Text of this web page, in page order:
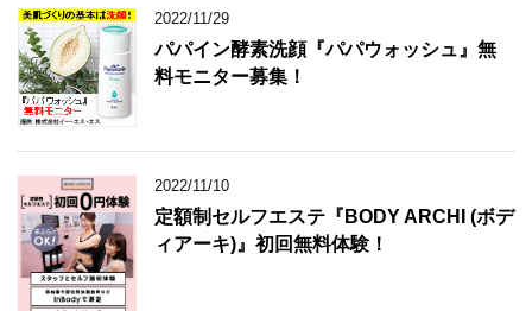
2022/11/29
パパイン酵素洗顔『パパウォッシュ』無
料モニター募集！
2022/11/10
定額制セルフエステ『BODY ARCHI (ボデ
ィアーキ)』初回無料体験！